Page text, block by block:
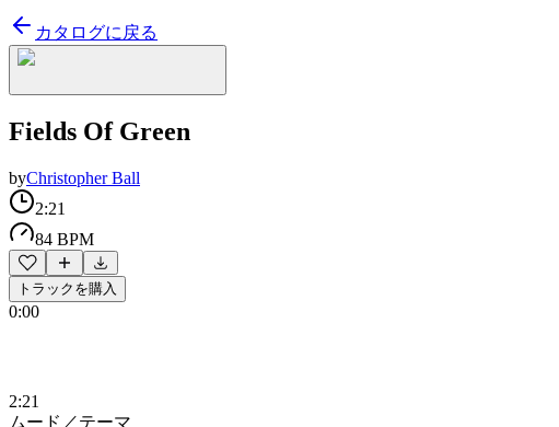
カタログに戻る
Fields Of Green
byChristopher Ball
2:21
84 BPM
トラックを購入
0:00
2:21
ムード／テーマ